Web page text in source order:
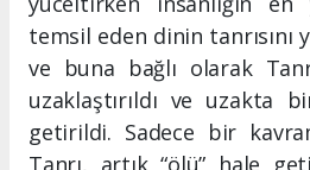
temsil eden dinin tanrısını
ve buna bağlı olarak
uzaklaştırıldı ve uzakta
getirildi. Sadece bir
Tanrı, artık “ölü” hale